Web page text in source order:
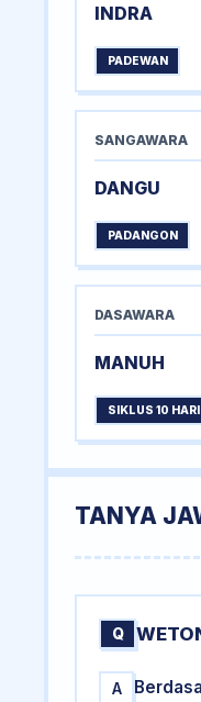
INDRA
PADEWAN
SANGAWARA
DANGU
PADANGON
DASAWARA
MANUH
SIKLUS 10 HARI
TANYA
Q
A